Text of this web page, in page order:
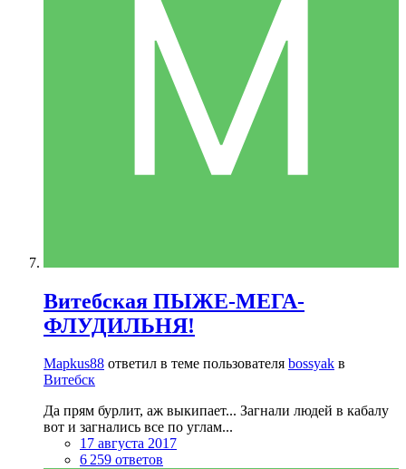
Витебская ПЫЖЕ-МЕГА-
ФЛУДИЛЬНЯ!
Mapkus88 ответил в теме пользователя bossyak в
Витебск
Да прям бурлит, аж выкипает... Загнали людей в кабалу
вот и загнались все по углам...
17 августа 2017
6 259 ответов